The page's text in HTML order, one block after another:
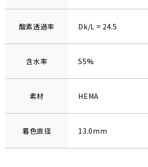
酸素透過率 Dk/L = 24.5
含水率 55%
素材 HEMA
着色直径 13.0mm